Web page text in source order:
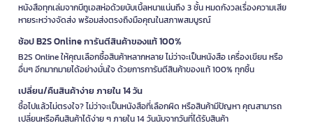
หนังสือทุกเล่มจากบีทูเอสห่อด้วยบับเบิ้ลหนาแน่นถึง 3 ชั้น หมดกังวลเรื่องความเสีย
หายระหว่างจัดส่ง พร้อมส่งตรงถึงมือคุณในสภาพสมบูรณ์
ช้อป B2S Online การันตีสินค้าของแท้ 100%
B2S Online ให้คุณเลือกซื้อสินค้าหลากหลาย ไม่ว่าจะเป็นหนังสือ เครื่องเขียน หรือ
อื่นๆ อีกมากมายได้อย่างมั่นใจ ด้วยการการันตีสินค้าของแท้ 100% ทุกชิ้น
เปลี่ยน/คืนสินค้าง่าย ภายใน 14 วัน
ซื้อไปแล้วไม่ตรงใจ? ไม่ว่าจะเป็นหนังสือที่เลือกผิด หรือสินค้ามีปัญหา คุณสามารถ
เปลี่ยนหรือคืนสินค้าได้ง่าย ๆ ภายใน 14 วันนับจากวันที่ได้รับสินค้า